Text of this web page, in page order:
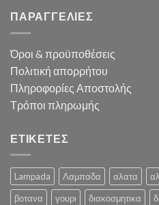
ΠΑΡΑΓΓΕΛΙΕΣ
Όροι & προϋποθέσεις
Πολιτική απορρήτου
Πληροφορίες Αποστολής
Τρόποι πληρωμής
ΕΤΙΚΕΤΕΣ
Lampada Λαμπαδα αλατα
βοτανα
γουρι διακοσμητικα